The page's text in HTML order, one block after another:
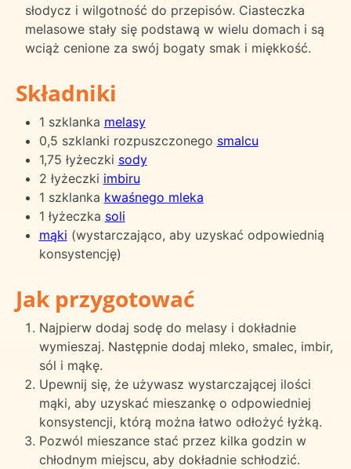
słodycz i wilgotność do przepisów. Ciasteczka
melasowe stały się podstawą w wielu domach i są
wciąż cenione za swój bogaty smak i miękkość.
Składniki
1 szklanka melasy
0,5 szklanki rozpuszczonego smalcu
1,75 łyżeczki sody
2 łyżeczki imbiru
1 szklanka kwaśnego mleka
1 łyżeczka soli
mąki (wystarczająco, aby uzyskać odpowiednią
konsystencję)
Jak przygotować
Najpierw dodaj sodę do melasy i dokładnie
wymieszaj. Następnie dodaj mleko, smalec, imbir,
sól i mąkę.
Upewnij się, że używasz wystarczającej ilości
mąki, aby uzyskać mieszankę o odpowiedniej
konsystencji, którą można łatwo odłożyć łyżką.
Pozwól mieszance stać przez kilka godzin w
chłodnym miejscu, aby dokładnie schłodzić.